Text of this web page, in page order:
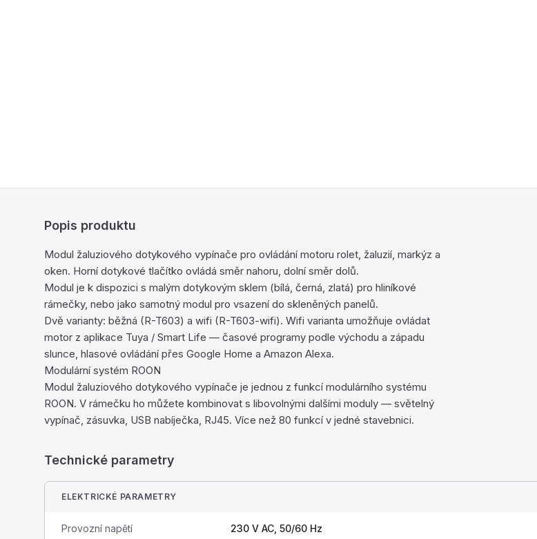
Popis produktu
Modul žaluziového dotykového vypínače pro ovládání motoru rolet, žaluzií, markýz a
oken. Horní dotykové tlačítko ovládá směr nahoru, dolní směr dolů.
Modul je k dispozici s malým dotykovým sklem (bílá, černá, zlatá) pro hliníkové
rámečky, nebo jako samotný modul pro vsazení do skleněných panelů.
Dvě varianty: běžná (R-T603) a wifi (R-T603-wifi). Wifi varianta umožňuje ovládat
motor z aplikace Tuya / Smart Life — časové programy podle východu a západu
slunce, hlasové ovládání přes Google Home a Amazon Alexa.
Modulární systém ROON
Modul žaluziového dotykového vypínače je jednou z funkcí modulárního systému
ROON. V rámečku ho můžete kombinovat s libovolnými dalšími moduly — světelný
vypínač, zásuvka, USB nabíječka, RJ45. Více než 80 funkcí v jedné stavebnici.
Technické parametry
ELEKTRICKÉ PARAMETRY
Provozní napětí 230 V AC, 50/60 Hz